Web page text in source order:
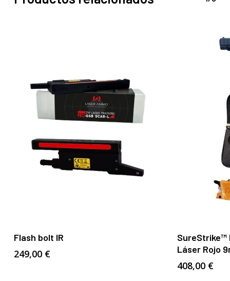
Flash bolt IR
249,00 €
SureStrike™
Láser Rojo
408,00 €